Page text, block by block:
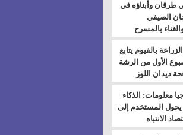
طرقان وأبناؤه في
الصيفي
بالمسرح
بالفيوم يتابع
الأول من الرشة
ديدان اللوز
معلومات: الذكاء
يحول المستخدم إلى
الانتباه